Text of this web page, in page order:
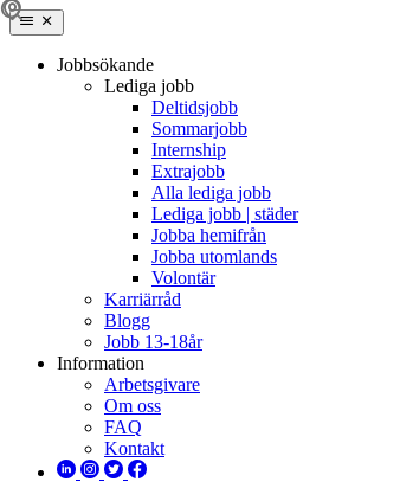
Jobbsökande
Lediga jobb
Deltidsjobb
Sommarjobb
Internship
Extrajobb
Alla lediga jobb
Lediga jobb | städer
Jobba hemifrån
Jobba utomlands
Volontär
Karriärråd
Blogg
Jobb 13-18år
Information
Arbetsgivare
Om oss
FAQ
Kontakt